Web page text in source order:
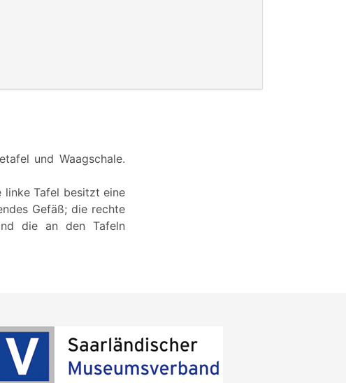
und Waagschale.
linke Tafel besitzt eine
Gefäß; die rechte
die an den Tafeln